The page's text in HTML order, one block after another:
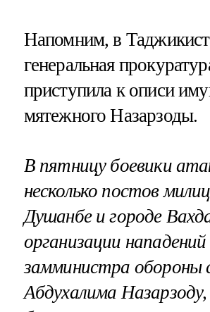
Напомним, в
генеральная
приступила к описи
мятежного Назарзоды.
В пятницу боевики
несколько постов
Душанбе и городе
организации
замминистра обороны
Абдухалима